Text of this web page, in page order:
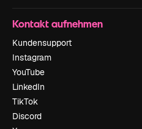
Kontakt aufnehmen
Kundensupport
Instagram
YouTube
LinkedIn
TikTok
Discord